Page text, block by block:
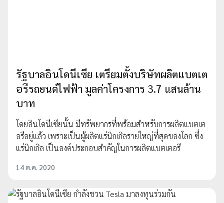
รัฐบาลอินโดนีเซีย เตรียมตั้งบริษัทผลิตแบตเต
อรีรถยนต์ไฟฟ้า มูลค่าโครงการ 3.7 แสนล้าน
บาท
โดยอินโดนีเซียนั้น มีทรัพยากรที่พร้อมสำหรับการผลิตแบตเต
อรีอยู่แล้ว เพราะเป็นผู้ผลิตแร่นิกเกิลรายใหญ่ที่สุดของโลก ซึ่ง
แร่นิกเกิล เป็นองค์ประกอบสำคัญในการผลิตแบตเตอรี
14 ต.ค. 2020